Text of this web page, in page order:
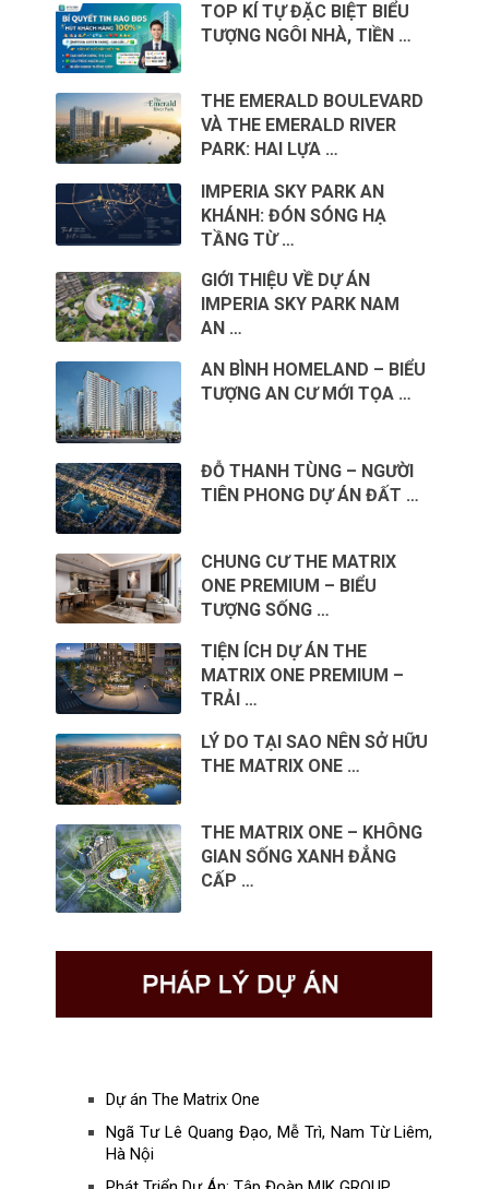
TOP KÍ TỰ ĐẶC BIỆT BIỂU
TƯỢNG NGÔI NHÀ, TIỀN …
THE EMERALD BOULEVARD
VÀ THE EMERALD RIVER
PARK: HAI LỰA …
IMPERIA SKY PARK AN
KHÁNH: ĐÓN SÓNG HẠ
TẦNG TỪ …
GIỚI THIỆU VỀ DỰ ÁN
IMPERIA SKY PARK NAM
AN …
AN BÌNH HOMELAND – BIỂU
TƯỢNG AN CƯ MỚI TỌA …
ĐỖ THANH TÙNG – NGƯỜI
TIÊN PHONG DỰ ÁN ĐẤT …
CHUNG CƯ THE MATRIX
ONE PREMIUM – BIỂU
TƯỢNG SỐNG …
TIỆN ÍCH DỰ ÁN THE
MATRIX ONE PREMIUM –
TRẢI …
LÝ DO TẠI SAO NÊN SỞ HỮU
THE MATRIX ONE …
THE MATRIX ONE – KHÔNG
GIAN SỐNG XANH ĐẲNG
CẤP …
Dự án The Matrix One
Ngã Tư Lê Quang Đạo, Mễ Trì, Nam Từ Liêm,
Hà Nội